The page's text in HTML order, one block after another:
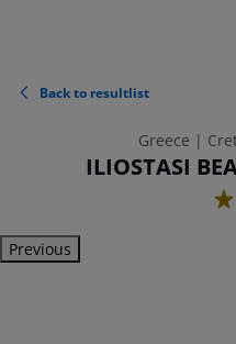
Back to resultlist
Greece |
ILIOSTASI
3
Previous